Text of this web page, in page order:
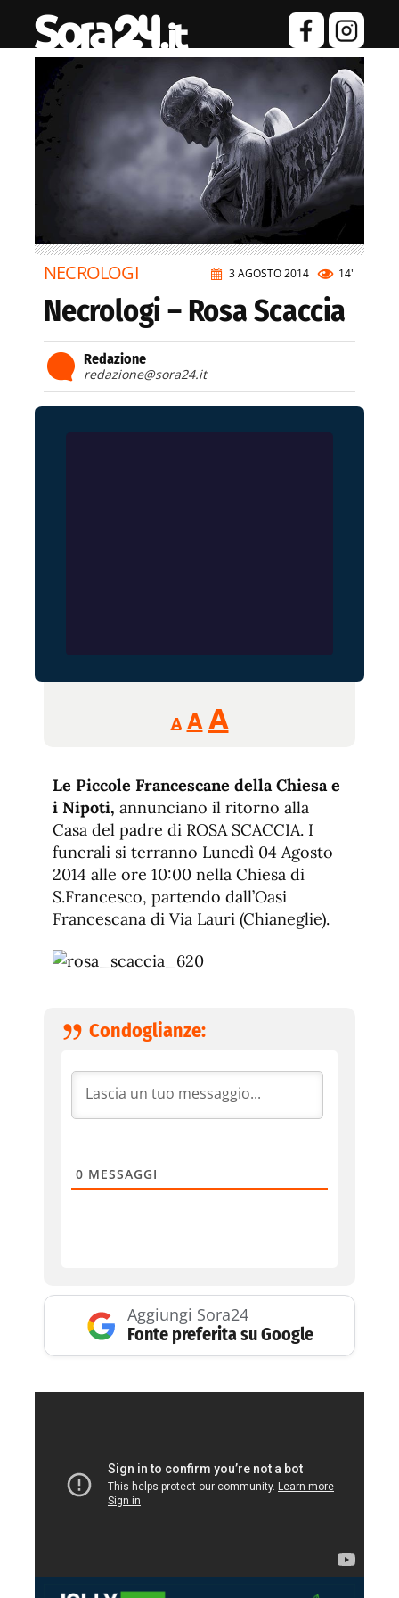
3 AGOSTO 2014 14"
NECROLOGI
Necrologi – Rosa Scaccia
Redazione
redazione@sora24.it
A
Reducir
tamaño
A Restablecer
fuente
AAumentar
de
fuente.
Le Piccole Francescane della Chiesa e
i Nipoti, annunciano il ritorno alla
Casa del padre di ROSA SCACCIA. I
funerali si terranno Lunedì 04 Agosto
2014 alle ore 10:00 nella Chiesa di
S.Francesco, partendo dall’Oasi
Francescana di Via Lauri (Chianeglie).
Condoglianze:
0 MESSAGGI
Aggiungi Sora24
Fonte preferita su Google